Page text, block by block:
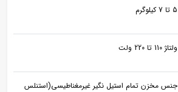
5 تا 7 کیلوگرم
ولتا‍ژ 110 تا 220 ولت
جنس مخزن تمام استيل نگير غیرمغناطیسی(استنلس